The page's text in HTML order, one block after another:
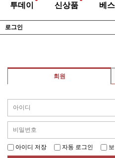
투데이 신상품 베
로그인
회원
아이디 저장 자동 로그인